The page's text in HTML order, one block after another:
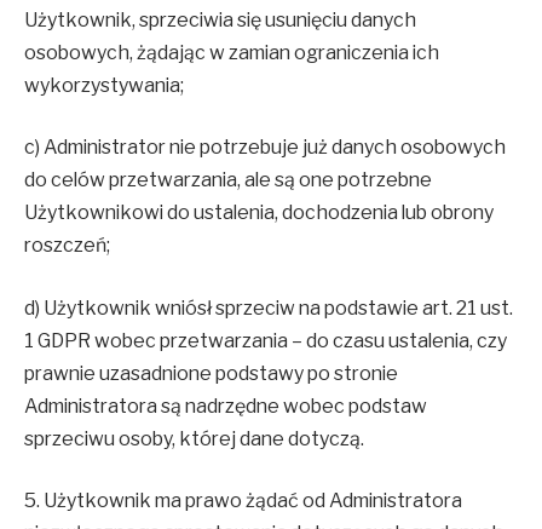
Użytkownik, sprzeciwia się usunięciu danych
osobowych, żądając w zamian ograniczenia ich
wykorzystywania;
c) Administrator nie potrzebuje już danych osobowych
do celów przetwarzania, ale są one potrzebne
Użytkownikowi do ustalenia, dochodzenia lub obrony
roszczeń;
d) Użytkownik wniósł sprzeciw na podstawie art. 21 ust.
1 GDPR wobec przetwarzania – do czasu ustalenia, czy
prawnie uzasadnione podstawy po stronie
Administratora są nadrzędne wobec podstaw
sprzeciwu osoby, której dane dotyczą.
5. Użytkownik ma prawo żądać od Administratora